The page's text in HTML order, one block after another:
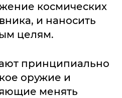
космических
и наносить
целям.
принципиально
оружие и
менять